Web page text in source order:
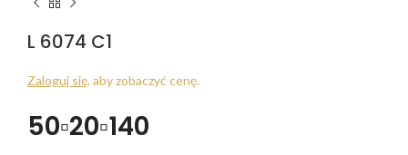
L 6074 C1
Zaloguj się, aby zobaczyć cenę.
50▫20▫140